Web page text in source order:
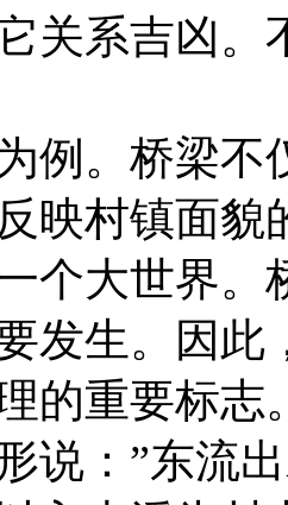
关系吉凶。
。桥梁不
映村镇面貌
个大世界。
发生。因此
的重要标志
说：”东流